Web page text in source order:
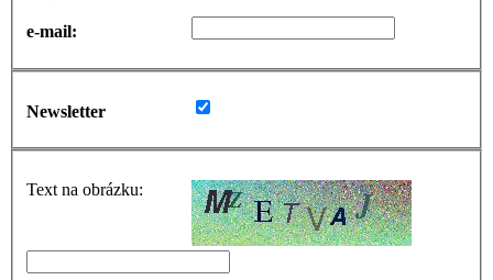
e-mail:
Newsletter
Text na obrázku: